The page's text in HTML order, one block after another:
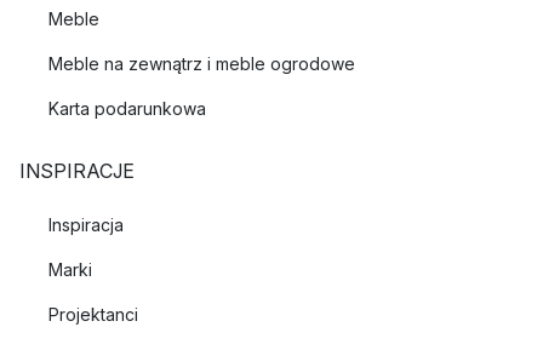
Meble
Meble na zewnątrz i meble ogrodowe
Karta podarunkowa
INSPIRACJE
Inspiracja
Marki
Projektanci